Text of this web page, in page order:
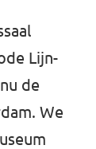
Lijn-
de
We